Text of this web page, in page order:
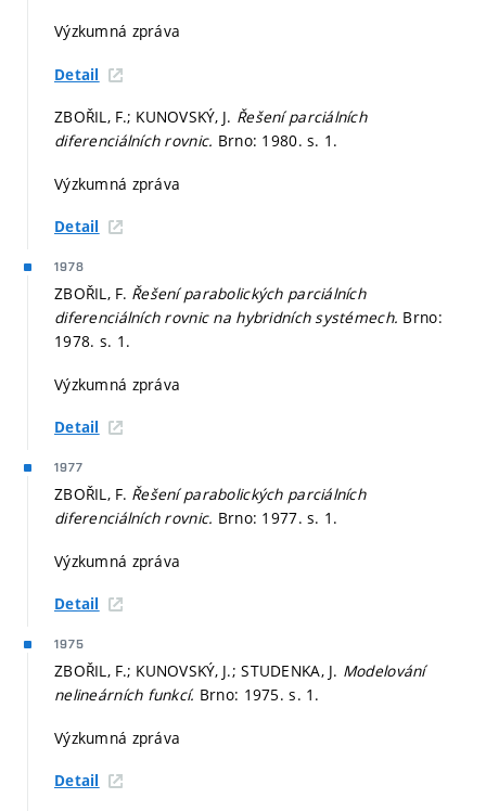
Výzkumná zpráva
Detail
ZBOŘIL, F.; KUNOVSKÝ, J. Řešení parciálních
diferenciálních rovnic. Brno: 1980.s. 1.
Výzkumná zpráva
Detail
1978
ZBOŘIL, F. Řešení parabolických parciálních
diferenciálních rovnic na hybridních systémech. Brno:
1978. s. 1.
Výzkumná zpráva
Detail
1977
ZBOŘIL, F. Řešení parabolických parciálních
diferenciálních rovnic. Brno: 1977.s. 1.
Výzkumná zpráva
Detail
1975
ZBOŘIL, F.; KUNOVSKÝ, J.; STUDENKA, J. Modelování
nelineárních funkcí. Brno: 1975.s. 1.
Výzkumná zpráva
Detail